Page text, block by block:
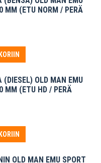
MM (ETU NORM / PERÄ
OLD MAN EMU
MM (ETU HD / PERÄ
OLD MAN EMU SPORT